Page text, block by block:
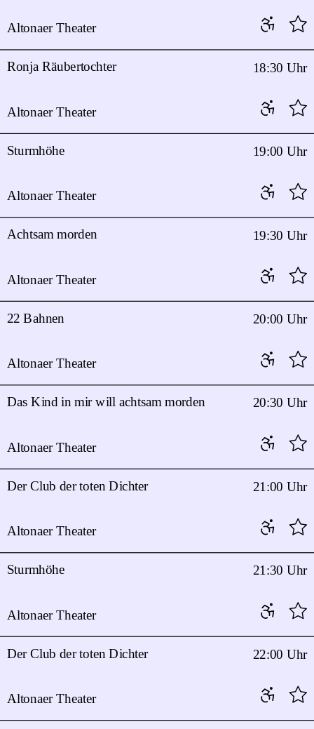
Altonaer Theater
Altonaer Theater
18:30 Uhr
Ronja Räubertochter
Altonaer Theater
19:00 Uhr
Sturmhöhe
Altonaer Theater
19:30 Uhr
Achtsam morden
Altonaer Theater
20:00 Uhr
22 Bahnen
Altonaer Theater
20:30 Uhr
Das Kind in mir will achtsam morden
Altonaer Theater
21:00 Uhr
Der Club der toten Dichter
Altonaer Theater
21:30 Uhr
Sturmhöhe
Altonaer Theater
22:00 Uhr
Der Club der toten Dichter